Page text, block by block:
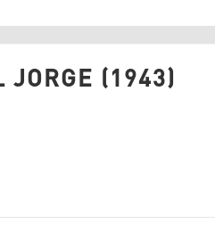
aquí
JORGE (1943)